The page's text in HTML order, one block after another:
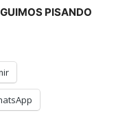
PISANDO